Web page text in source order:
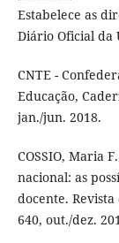
Estabelece as
Diário Oficial da
CNTE -
Educação,
jan./jun. 2018.
COSSIO, Maria
nacional: as
docente.
640, out./dez.